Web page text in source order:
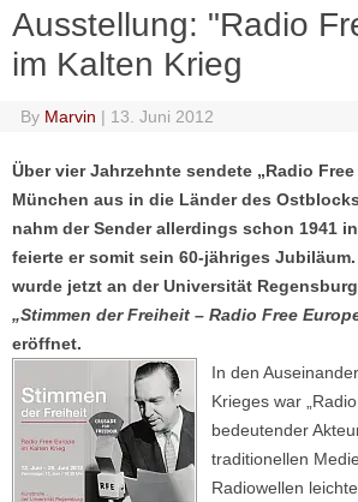
Ausstellung: "Radio
im Kalten Krieg
By Marvin | 13. Juni 2012
Über vier Jahrzehnte sendete „Radio
München aus in die Länder des
nahm der Sender allerdings schon 1941
feierte er somit sein 60-jähriges
wurde jetzt an der Universität
„Stimmen der Freiheit – Radio Free
eröffnet.
In den
Krieges war
bedeutender
traditionellen
Radiowellen